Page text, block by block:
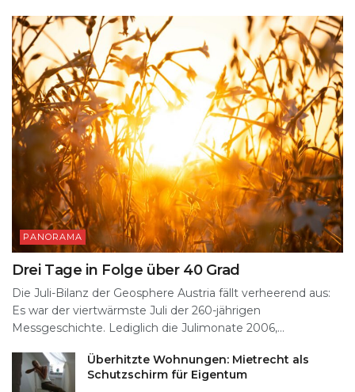
PANORAMA
Drei Tage in Folge über 40 Grad
Die Juli-Bilanz der Geosphere Austria fällt verheerend aus:
Es war der viertwärmste Juli der 260-jährigen
Messgeschichte. Lediglich die Julimonate 2006,...
Überhitzte Wohnungen: Mietrecht als
Schutzschirm für Eigentum